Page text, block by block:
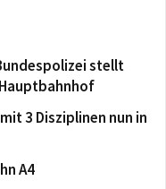
stellt
3 Disziplinen nun in
A4